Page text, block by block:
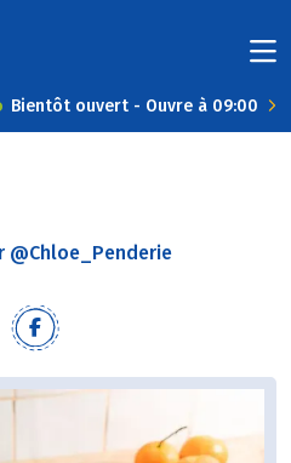
Bientôt ouvert - Ouvre à 09:00
@Chloe_Penderie